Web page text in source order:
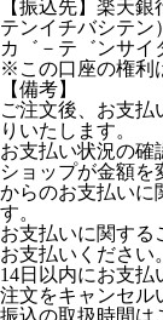
【振込先】楽天
テンイチバシテン
カ゛－テ゛ンサイ
※この口座の権利
【備考】
ご注文後、お支払
りいたします。
お支払い状況の確
ショップが金額
からのお支払いに
す。
お支払いに関する
お支払いください。
14日以内にお支
注文をキャンセル